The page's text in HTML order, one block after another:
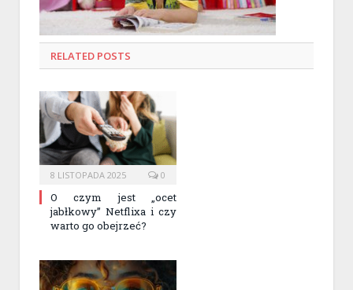
RELATED POSTS
8 LISTOPADA 2025 0
O czym jest „ocet
jabłkowy” Netflixa i czy
warto go obejrzeć?